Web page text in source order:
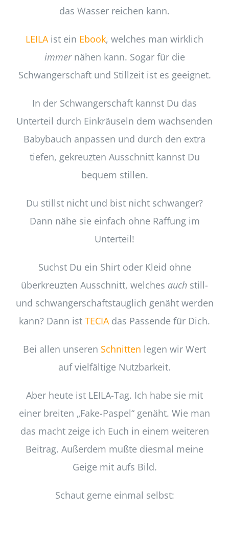
das Wasser reichen kann.
LEILAist ein Ebook, welches man wirklich
immernähen kann. Sogar für die
Schwangerschaft und Stillzeit ist es geeignet.
In der Schwangerschaft kannst Du das
Unterteil durch Einkräuseln dem wachsenden
Babybauch anpassen und durch den extra
tiefen, gekreuzten Ausschnitt kannst Du
bequem stillen.
Du stillst nicht und bist nicht schwanger?
Dann nähe sie einfach ohne Raffung im
Unterteil!
Suchst Du ein Shirt oder Kleid ohne
überkreuzten Ausschnitt, welches auch still-
und schwangerschaftstauglich genäht werden
kann? Dann ist TECIAdas Passende für Dich.
Bei allen unseren Schnitten legen wir Wert
auf vielfältige Nutzbarkeit.
Aber heute ist LEILA-Tag. Ich habe sie mit
einer breiten „Fake-Paspel“ genäht. Wie man
das macht zeige ich Euch in einem weiteren
Beitrag. Außerdem mußte diesmal meine
Geige mit aufs Bild.
Schaut gerne einmal selbst: